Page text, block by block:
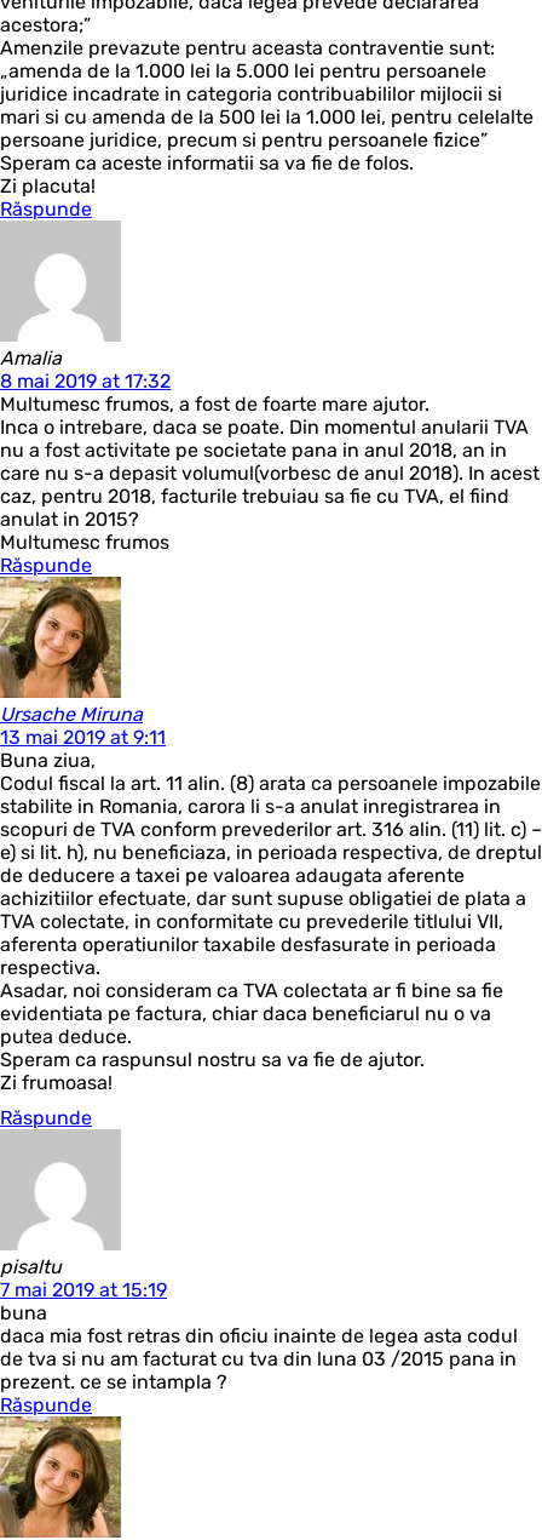
acestora;”
Amenzile prevazute pentru aceasta contraventie sunt:
„amenda de la 1.000 lei la 5.000 lei pentru persoanele
juridice incadrate in categoria contribuabililor mijlocii si
mari si cu amenda de la 500 lei la 1.000 lei, pentru celelalte
persoane juridice, precum si pentru persoanele fizice”
Speram ca aceste informatii sa va fie de folos.
Zi placuta!
Răspunde
Amalia
8 mai 2019 at 17:32
Multumesc frumos, a fost de foarte mare ajutor.
Inca o intrebare, daca se poate. Din momentul anularii TVA
nu a fost activitate pe societate pana in anul 2018, an in
care nu s-a depasit volumul(vorbesc de anul 2018). In acest
caz, pentru 2018, facturile trebuiau sa fie cu TVA, el fiind
anulat in 2015?
Multumesc frumos
Răspunde
Ursache Miruna
13 mai 2019 at 9:11
Buna ziua,
Codul fiscal la art. 11 alin. (8) arata ca persoanele impozabile
stabilite in Romania, carora li s-a anulat inregistrarea in
scopuri de TVA conform prevederilor art. 316 alin. (11) lit. c) –
e) si lit. h), nu beneficiaza, in perioada respectiva, de dreptul
de deducere a taxei pe valoarea adaugata aferente
achizitiilor efectuate, dar sunt supuse obligatiei de plata a
TVA colectate, in conformitate cu prevederile titlului VII,
aferenta operatiunilor taxabile desfasurate in perioada
respectiva.
Asadar, noi consideram ca TVA colectata ar fi bine sa fie
evidentiata pe factura, chiar daca beneficiarul nu o va
putea deduce.
Speram ca raspunsul nostru sa va fie de ajutor.
Zi frumoasa!
Răspunde
pisaltu
7 mai 2019 at 15:19
buna
daca mia fost retras din oficiu inainte de legea asta codul
de tva si nu am facturat cu tva din luna 03 /2015 pana in
prezent. ce se intampla ?
Răspunde